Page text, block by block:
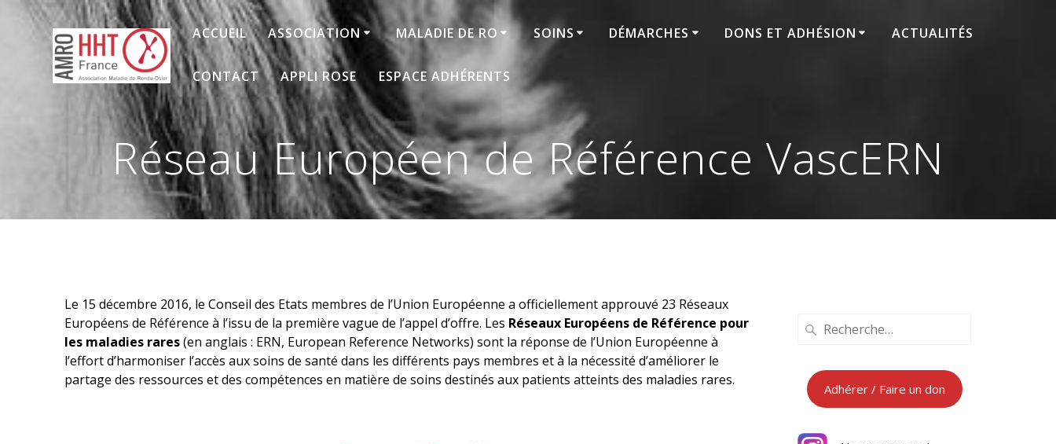
Passer
ACCUEIL ASSOCIATION MALADIE DE RO SOINS DÉMARCHES DONS ET ADHÉSION ACTUALITÉS
CONTACT APPLI ROSE ESPACE ADHÉRENTS
Réseau Européen de Référence VascERN
Le 15 décembre 2016, le Conseil des Etats membres de l’Union Européenne a officiellement approuvé 23 Réseaux
Européens de Référence à l’issu de la première vague de l’appel d’offre. Les Réseaux Européens de Référence pour
les maladies rares(en anglais : ERN, European Reference Networks) sont la réponse de l’Union Européenne à
l’effort d’harmoniser l’accès aux soins de santé dans les différents pays membres et à la nécessité d’améliorer le
partage des ressources etdes compétences en matière de soins destinés aux patients atteints des maladies rares.
Recherche
Adhérer / Faire un don